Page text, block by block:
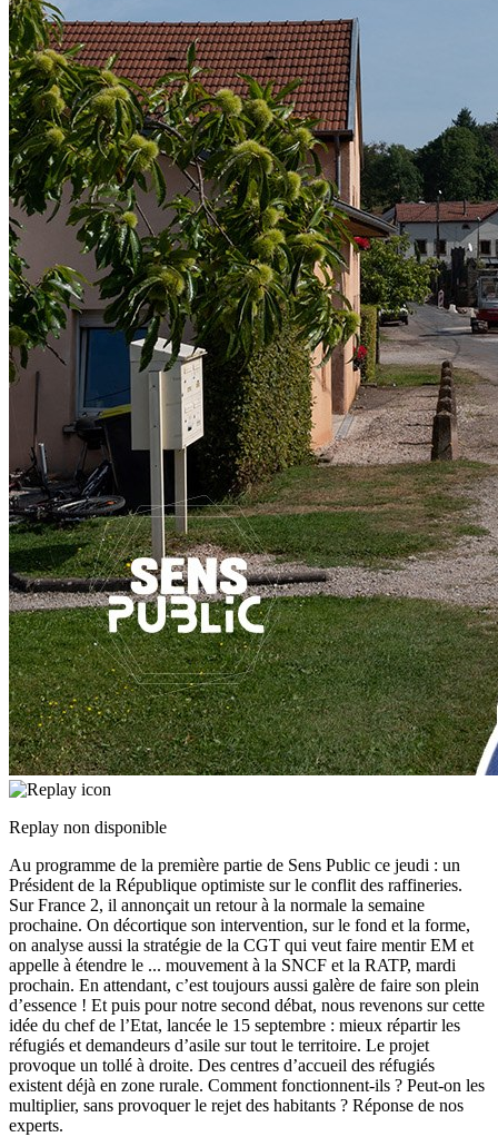
Replay non disponible
Au programme de la première partie de Sens Public ce jeudi : un
Président de la République optimiste sur le conflit des raffineries.
Sur France 2, il annonçait un retour à la normale la semaine
prochaine. On décortique son intervention, sur le fond et la forme,
on analyse aussi la stratégie de la CGT qui veut faire mentir EM et
appelle à étendre le ... mouvement à la SNCF et la RATP, mardi
prochain. En attendant, c’est toujours aussi galère de faire son plein
d’essence ! Et puis pour notre second débat, nous revenons sur cette
idée du chef de l’Etat, lancée le 15 septembre : mieux répartir les
réfugiés et demandeurs d’asile sur tout le territoire. Le projet
provoque un tollé à droite. Des centres d’accueil des réfugiés
existent déjà en zone rurale. Comment fonctionnent-ils ? Peut-on les
multiplier, sans provoquer le rejet des habitants ? Réponse de nos
experts.